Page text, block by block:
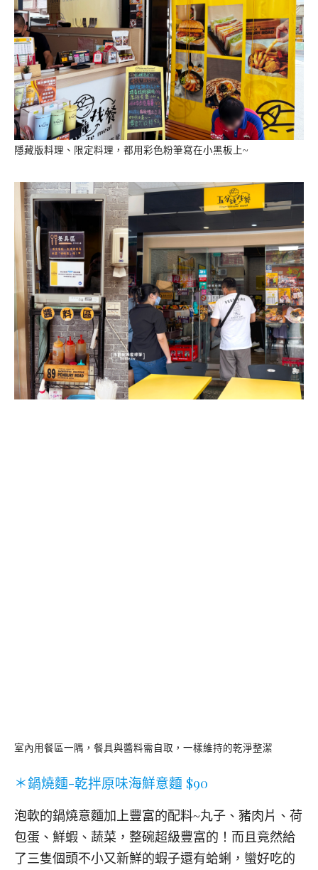
隱藏版料理、限定料理，都用彩色粉筆寫在小黑板上~
室內用餐區一隅，餐具與醬料需自取，一樣維持的乾淨整潔
＊鍋燒麵-乾拌原味海鮮意麵 $90
泡軟的鍋燒意麵加上豐富的配料~丸子、豬肉片、荷
包蛋、鮮蝦、蔬菜，整碗超級豐富的！而且竟然給
了三隻個頭不小又新鮮的蝦子還有蛤蜊，蠻好吃的